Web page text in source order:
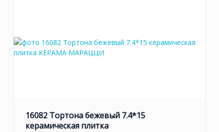
16082 Тортона бежевый 7.4*15
керамическая плитка